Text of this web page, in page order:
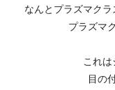
なんとプラズマクラ
プラズマ
これは
目の